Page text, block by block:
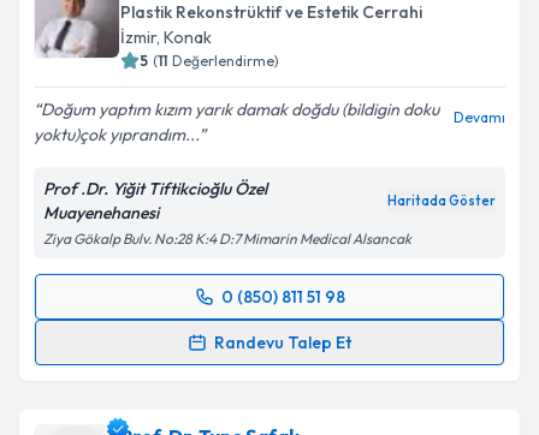
Plastik Rekonstrüktif ve Estetik Cerrahi
İzmir, Konak
5 (11 Değerlendirme)
Doğum yaptım kızım yarık damak doğdu (bildigin doku
yoktu)çok yıprandım...
Devamı
Prof .Dr. Yiğit Tiftikcioğlu Özel
Muayenehanesi
Haritada Göster
Ziya Gökalp Bulv. No:28 K:4 D:7 Mimarin Medical Alsancak
0 (850) 811 51 98
Randevu Talep Et
Randevu Takvimi Talebi